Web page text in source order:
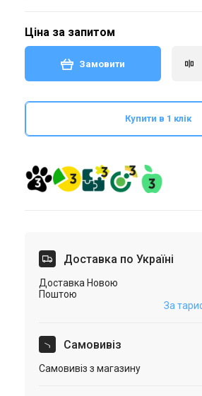
Ціна за запитом
Замовити
Купити в 1 клік
Доставка по Україні
Доставка Новою
Поштою
За
Самовивіз
Самовивіз з магазину